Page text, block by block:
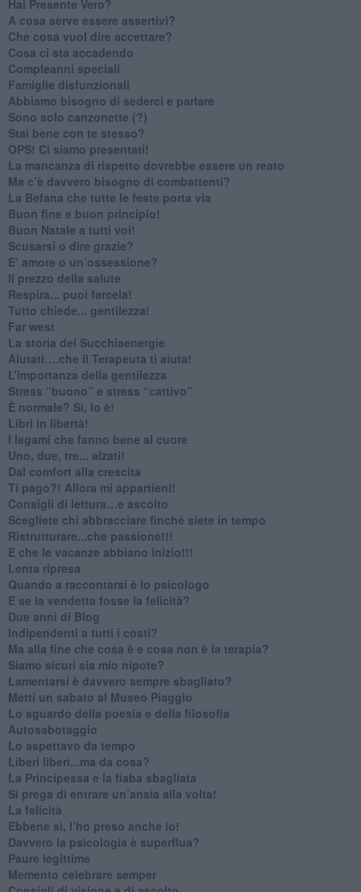
​Hai Presente Vero?
A cosa serve essere assertivi?
​Che cosa vuol dire accettare?
​Cosa ci sta accadendo
​Compleanni speciali
​Famiglie disfunzionali
​Abbiamo bisogno di sederci e parlare
Sono solo canzonette (?)
​Stai bene con te stesso?
​OPS! Ci siamo presentati!
​La mancanza di rispetto dovrebbe essere un reato
​Ma c’è davvero bisogno di combattenti?
​La Befana che tutte le feste porta via
Buon fine e buon principio!
​Buon Natale a tutti voi!
​Scusarsi o dire grazie?
​E’ amore o un’ossessione?
​Il prezzo della salute
​Respira... puoi farcela!
​Tutto chiede... gentilezza!
​Far west
​La storia dei Succhiaenergie
​Aiutati….che il Terapeuta ti aiuta!
​L’importanza della gentilezza
​Stress “buono” e stress “cattivo”
​È normale? Sì, lo è!
​Libri in libertà!
​I legami che fanno bene al cuore
Uno, due, tre... alzati!​
​Dal comfort alla crescita
​Ti pago?! Allora mi appartieni!​
​Consigli di lettura…e ascolto
​Scegliete chi abbracciare finché siete in tempo
​Ristrutturare...che passione!!!
​E che le vacanze abbiano inizio!!!
​Lenta ripresa
​Quando a raccontarsi è lo psicologo
​E se la vendetta fosse la felicità?
​Due anni di Blog
​Indipendenti a tutti i costi?
​Ma alla fine che cosa è e cosa non è la terapia?
​Siamo sicuri sia mio nipote?
​Lamentarsi è davvero sempre sbagliato?
​Metti un sabato al Museo Piaggio
​Lo sguardo della poesia e della filosofia
Autosabotaggio
​Lo aspettavo da tempo
​Liberi liberi...ma da cosa?
​La Principessa e la fiaba sbagliata
Si prega di entrare un’ansia alla volta!
​La felicità
​Ebbene sì, l’ho preso anche io!
​Davvero la psicologia è superflua?
Paure legittime
​Memento celebrare semper